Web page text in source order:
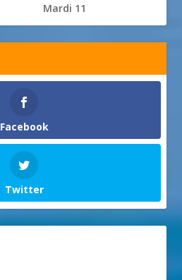
Mardi 11
Facebook
Twitter